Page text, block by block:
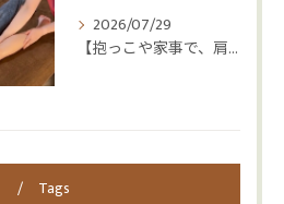
2026/07/29
【抱っこや家事で、肩・腰つらくなっていませんか？👶💦】
Tags